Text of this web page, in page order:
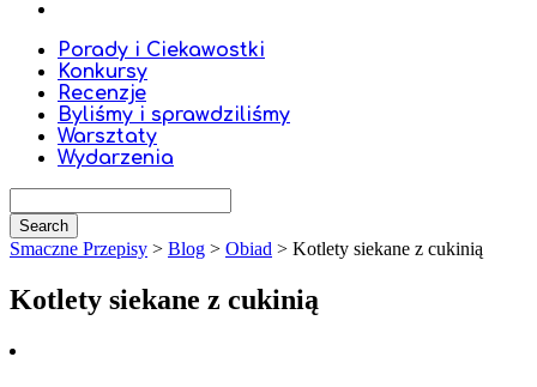
Porady i Ciekawostki
Konkursy
Recenzje
Byliśmy i sprawdziliśmy
Warsztaty
Wydarzenia
Smaczne Przepisy > Blog > Obiad > Kotlety siekane z cukinią
Kotlety siekane z cukinią